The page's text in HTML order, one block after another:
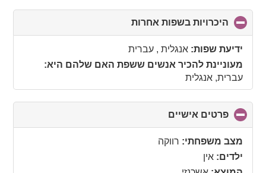
היכרויות בשפות אחרות
to
collapse
ידיעת שפות: אנגלית , עברית
מעוניינת להכיר אנשים ששפת האם שלהם היא:
עברית, אנגלית
פרטים אישיים
to
collapse
מצב משפחתי: רווקה
ילדים: אין